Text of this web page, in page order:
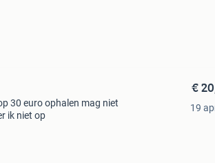
30 euro ophalen mag niet
ik niet op
€
19